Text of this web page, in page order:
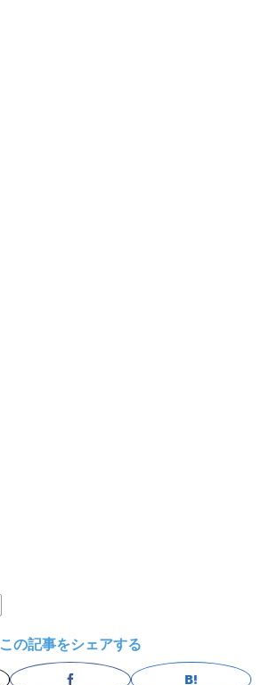
この記事をシェアする